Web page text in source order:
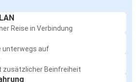
Reise in Verbindung
unterwegs auf
zusätzlicher Beinfreiheit